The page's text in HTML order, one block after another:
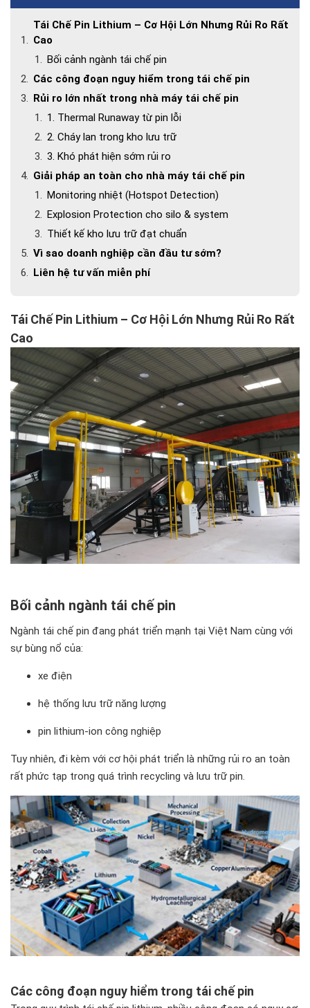
Tái Chế Pin Lithium – Cơ Hội Lớn Nhưng Rủi Ro Rất
Cao
Bối cảnh ngành tái chế pin
Các công đoạn nguy hiểm trong tái chế pin
Rủi ro lớn nhất trong nhà máy tái chế pin
1. Thermal Runaway từ pin lỗi
2. Cháy lan trong kho lưu trữ
3. Khó phát hiện sớm rủi ro
Giải pháp an toàn cho nhà máy tái chế pin
Monitoring nhiệt (Hotspot Detection)
Explosion Protection cho silo & system
Thiết kế kho lưu trữ đạt chuẩn
Vì sao doanh nghiệp cần đầu tư sớm?
Liên hệ tư vấn miễn phí
Tái Chế Pin Lithium – Cơ Hội Lớn Nhưng Rủi Ro Rất
Cao
Bối cảnh ngành tái chế pin
Ngành tái chế pin đang phát triển mạnh tại Việt Nam cùng với
sự bùng nổ của:
xe điện
hệ thống lưu trữ năng lượng
pin lithium-ion công nghiệp
Tuy nhiên, đi kèm với cơ hội phát triển là những rủi ro an toàn
rất phức tạp trong quá trình recycling và lưu trữ pin.
Các công đoạn nguy hiểm trong tái chế pin